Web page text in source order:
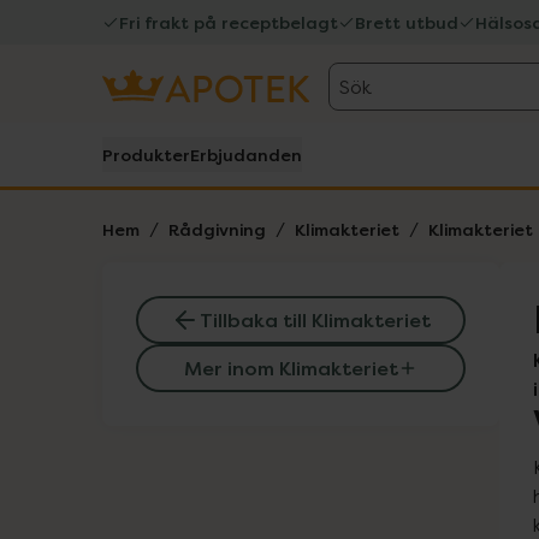
Fri frakt på receptbelagt Brett utbud
Sök
ProdukterErbjudanden
Hem Rådgivning Klimakteriet Klimakteriet
Tillbaka till Klimakteriet
Mer inom Klimakteriet